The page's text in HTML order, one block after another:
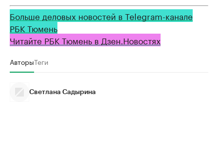
Больше деловых новостей в Telegram-канале
РБК Тюмень
Читайте РБК Тюмень в Дзен.Новостях
АвторыТеги
Светлана Садырина